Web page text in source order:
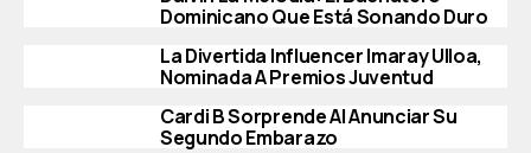
Dominicano Que Está Sonando Duro
La Divertida Influencer Imaray Ulloa,
Nominada A Premios Juventud
Cardi B Sorprende Al Anunciar Su
Segundo Embarazo